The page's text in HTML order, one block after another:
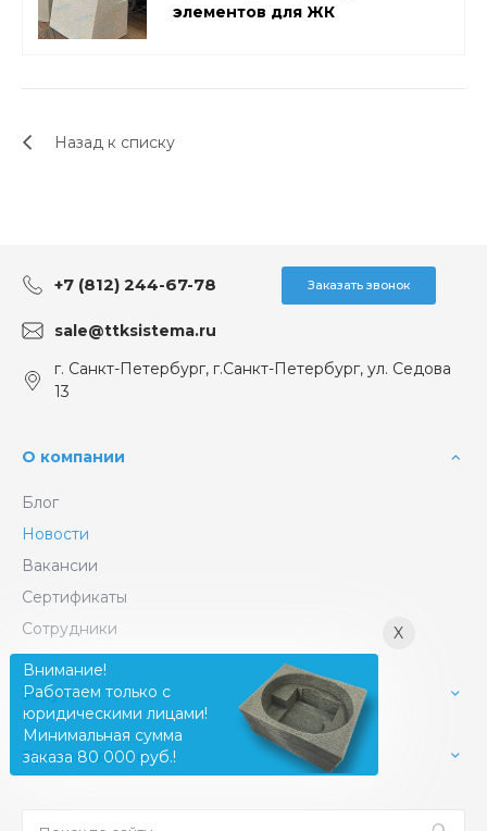
элементов для ЖК
Назад к списку
+7 (812) 244-67-78 Заказать звонок
sale@ttksistema.ru
г. Санкт-Петербург, г.Санкт-Петербург, ул. Седова
13
О компании
Блог
Новости
Вакансии
Сертификаты
Сотрудники
Услуги
Производство
X
Внимание!
Работаем только с
юридическими лицами!
Минимальная сумма
заказа 80 000 руб.!